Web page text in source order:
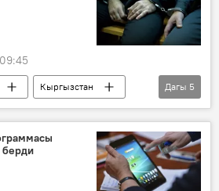
Кыргызстан
милиция
Дагы 5